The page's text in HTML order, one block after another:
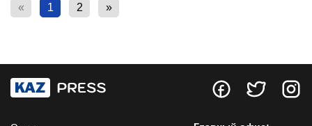
« 1 2 »